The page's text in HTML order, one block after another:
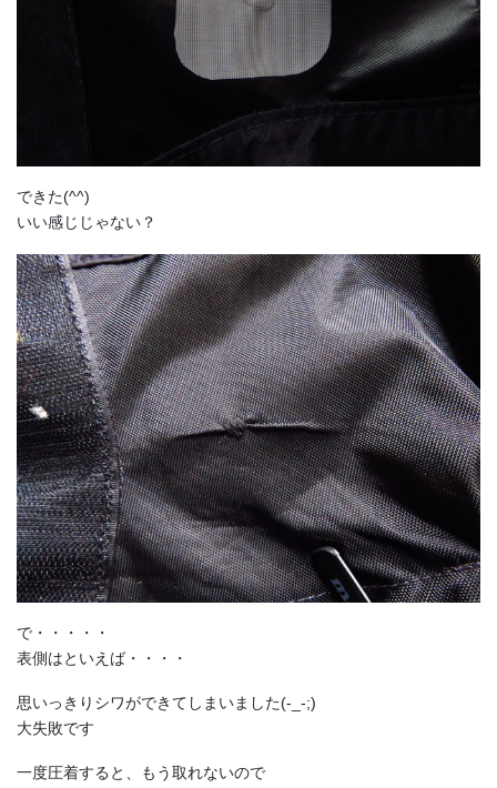
できた(^^)
いい感じじゃない？
で・・・・・
表側はといえば・・・・
思いっきりシワができてしまいました(-_-;)
大失敗です
一度圧着すると、もう取れないので